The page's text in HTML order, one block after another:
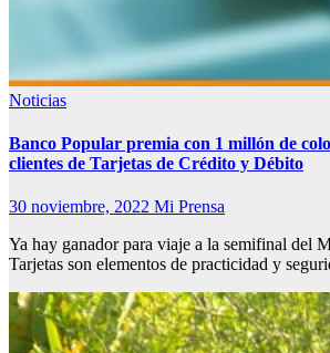
Noticias
Banco Popular premia con 1 millón de
clientes de Tarjetas de Crédito y Débito
30 noviembre, 2022 Mi Prensa
Ya hay ganador para viaje a la semifinal del
Tarjetas son elementos de practicidad y